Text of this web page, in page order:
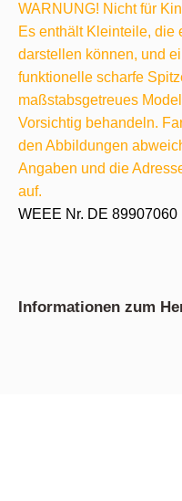
WARNUNG! Nicht für
Es enthält Kleinteile, die
darstellen können, und
funktionelle scharfe
maßstabsgetreues
Vorsichtig behandeln.
den Abbildungen
Angaben und die
auf.
WEEE Nr. DE 89907060
Informationen zum